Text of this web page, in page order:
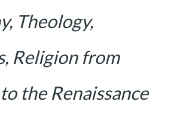
Theology,
Religion from
the Renaissance